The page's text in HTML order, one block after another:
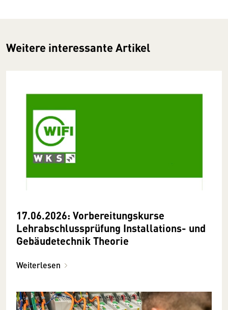
Weitere interessante Artikel
17.06.2026: Vorbereitungskurse
Lehrabschlussprüfung Installations- und
Gebäudetechnik Theorie
Weiterlesen